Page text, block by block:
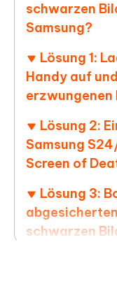
schwarzen
Samsung?
Lösung 1:
Handy auf
Lösung 2:
Samsung
Screen of
Lösung 3:
schwarzen